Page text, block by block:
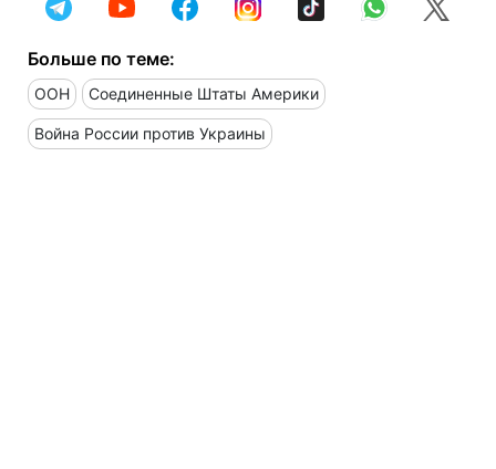
Больше по теме:
ООН Соединенные Штаты Америки
Война России против Украины